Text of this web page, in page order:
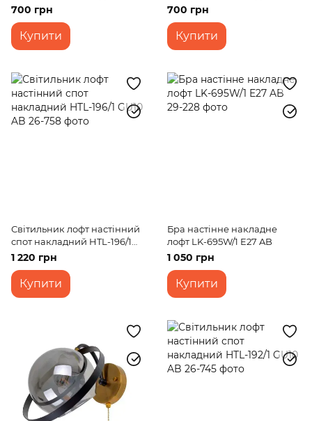
KWS-02 E27 BK
700 грн
Купити
KWS-01 E27 BK
700 грн
Купити
Світильник лофт настінний
спот накладний HTL-196/1
GU10 AB
1 220 грн
Купити
Бра настінне накладне
лофт LK-695W/1 E27 AB
1 050 грн
Купити